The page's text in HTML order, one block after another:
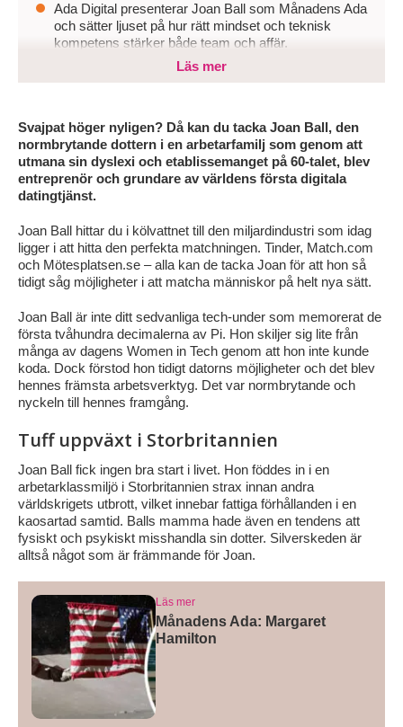
Ada Digital presenterar Joan Ball som Månadens Ada
och sätter ljuset på hur rätt mindset och teknisk
kompetens stärker både team och affär.
Genom att visa hur teknisk kompetens, nyfikenhet
som förändras snabbt.
För organisationer innebär det att rekrytera och
utveckla specialister som inte bara kan sin teknik
utan också vill ta ansvar, bidra i teamet och driva
utveckling framåt.
Läs mer
Svajpat höger nyligen? Då kan du tacka Joan Ball, den
normbrytande dottern i en arbetarfamilj som genom att
utmana sin dyslexi och etablissemanget på 60-talet, blev
entreprenör och grundare av världens första digitala
datingtjänst.
Joan Ball hittar du i kölvattnet till den miljardindustri som idag
ligger i att hitta den perfekta matchningen. Tinder, Match.com
och Mötesplatsen.se – alla kan de tacka Joan för att hon så
tidigt såg möjligheter i att matcha människor på helt nya sätt.
Joan Ball är inte ditt sedvanliga tech-under som memorerat de
första tvåhundra decimalerna av Pi. Hon skiljer sig lite från
många av dagens Women in Tech genom att hon inte kunde
koda. Dock förstod hon tidigt datorns möjligheter och det blev
hennes främsta arbetsverktyg. Det var normbrytande och
nyckeln till hennes framgång.
Tuff uppväxt i Storbritannien
Joan Ball fick ingen bra start i livet. Hon föddes in i en
arbetarklassmiljö i Storbritannien strax innan andra
världskrigets utbrott, vilket innebar fattiga förhållanden i en
kaosartad samtid. Balls mamma hade även en tendens att
fysiskt och psykiskt misshandla sin dotter. Silverskeden är
alltså något som är främmande för Joan.
Läs mer
Månadens Ada: Margaret
Hamilton